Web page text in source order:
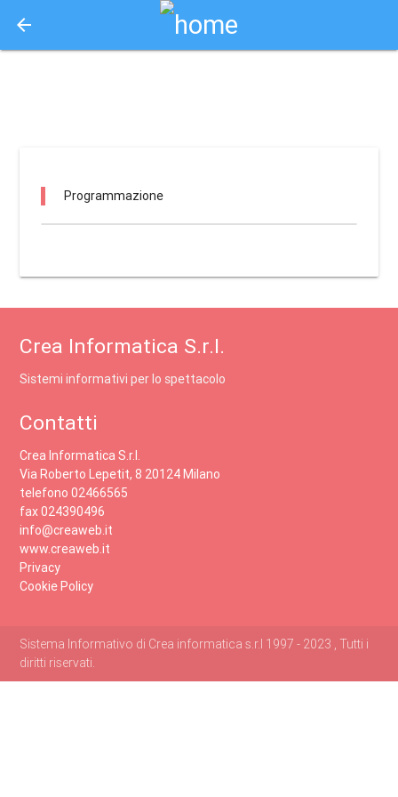
arrow_back
Programmazione
Crea Informatica S.r.l.
Sistemi informativi per lo spettacolo
Contatti
Crea Informatica S.r.l.
Via Roberto Lepetit, 8 20124 Milano
telefono 02466565
fax 024390496
info@creaweb.it
www.creaweb.it
Privacy
Cookie Policy
Sistema Informativo di Crea informatica s.r.l 1997 - 2023 , Tutti i
diritti riservati.